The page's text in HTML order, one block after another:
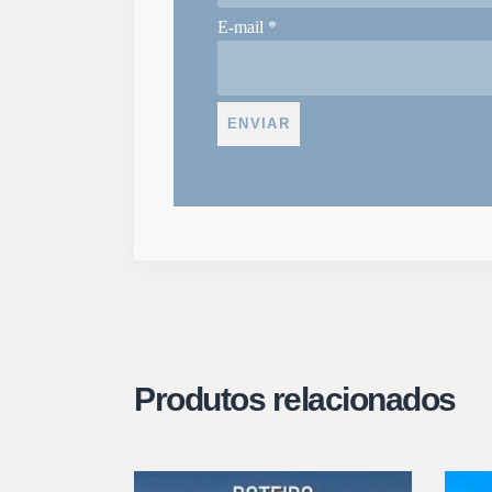
E-mail *
Produtos relacionados